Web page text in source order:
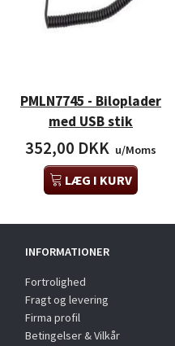
PMLN7745 - Biloplader
med USB stik
352,00 DKK u/Moms
LÆG I KURV
INFORMATIONER
Fortrolighed
Fragt og levering
Firma profil
Betingelser & Vilkår